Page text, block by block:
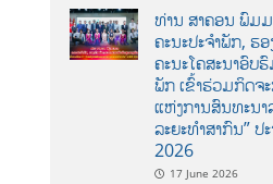
ທ່ານ ສາຄອນ ພົມມ
ຄະນະປະຈໍາພັກ, ຮ
ຄະນະໂຄສະນາອົບ
ພັກ ເຂົ້າຮ່ວມກິດຈ
ແຫ່ງການສົນທະນາ
ລະຍະທຳສາກົນ” ປ
2026
17 June 2026